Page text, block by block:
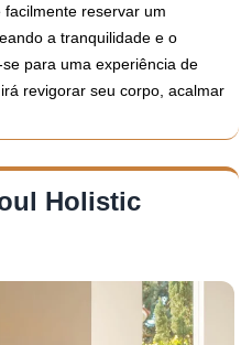
reservar um
a tranquilidade e o
para uma experiência de
revigorar seu corpo, acalmar
Holistic